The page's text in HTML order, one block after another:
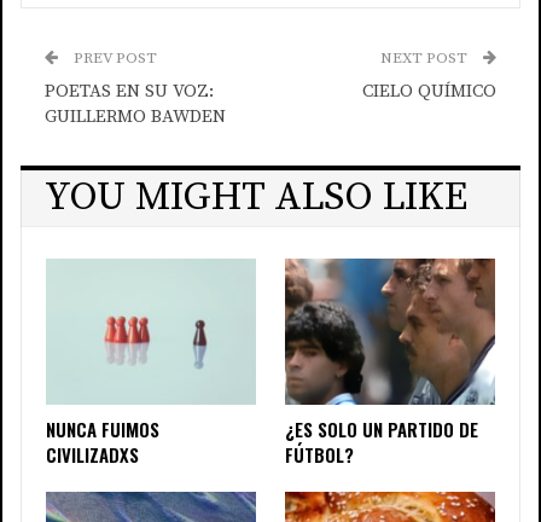
PREV POST
POETAS EN SU VOZ:
GUILLERMO BAWDEN
NEXT POST
CIELO QUÍMICO
YOU MIGHT ALSO LIKE
NUNCA FUIMOS
CIVILIZADXS
¿ES SOLO UN PARTIDO DE
FÚTBOL?